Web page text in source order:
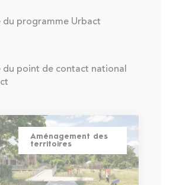
du programme Urbact
du point de contact national
Aménagement des
territoires